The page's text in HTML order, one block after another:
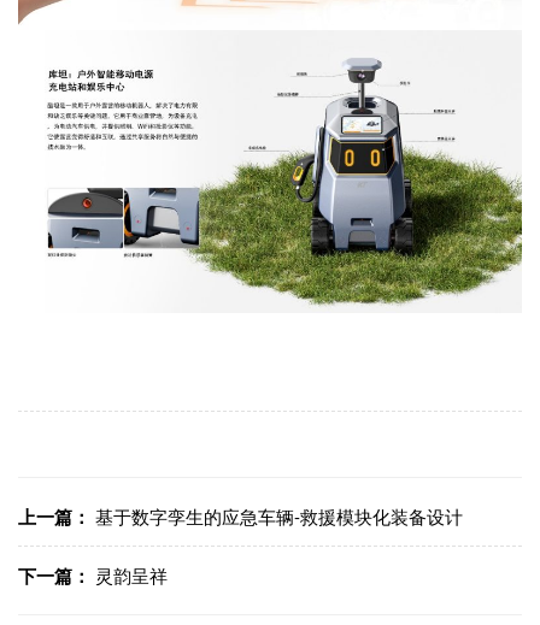
上一篇： 基于数字孪生的应急车辆-救援模块化装备设计
下一篇： 灵韵呈祥